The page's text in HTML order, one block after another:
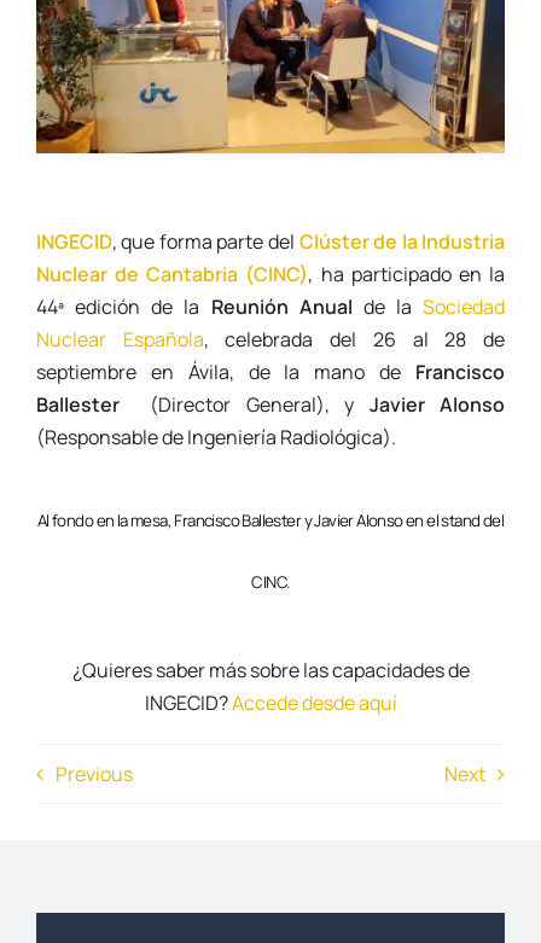
INGECID, que forma parte del Clúster de la Industria
Nuclear de Cantabria (CINC), ha participado en la
44ª edición de la Reunión Anual de laSociedad
Nuclear Española, celebrada del 26 al 28 de
septiembre en Ávila, de la mano de Francisco
Ballester
(Director General), y Javier Alonso
(Responsable de Ingeniería Radiológica).
Al fondo en la mesa, Francisco Ballester y Javier Alonso en el stand del
CINC.
¿Quieres saber más sobre las capacidades de
INGECID?Accede desde aquí
Previous Next